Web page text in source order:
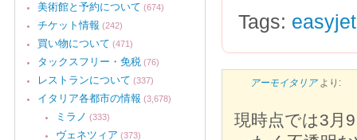
Tags: easyjet
アーモイタリア より:
現時点では3月
美術館と予約について (674)
チケット情報 (242)
買い物について (471)
タックスフリー・免税 (76)
レストランについて (337)
イタリア各都市の情報 (3,678)
ミラノ (333)
ヴェネツィア (373)